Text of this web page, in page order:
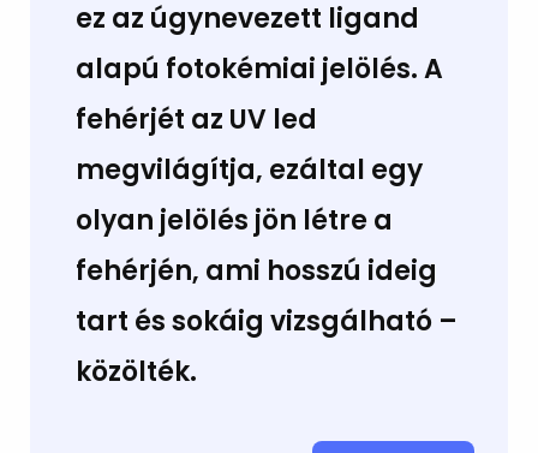
ez az úgynevezett ligand
alapú fotokémiai jelölés. A
fehérjét az UV led
megvilágítja, ezáltal egy
olyan jelölés jön létre a
fehérjén, ami hosszú ideig
tart és sokáig vizsgálható –
közölték.